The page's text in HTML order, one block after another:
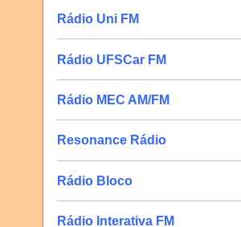
Rádio Uni FM
Rádio UFSCar FM
Rádio MEC AM/FM
Resonance Rádio
Rádio Bloco
Rádio Interativa FM